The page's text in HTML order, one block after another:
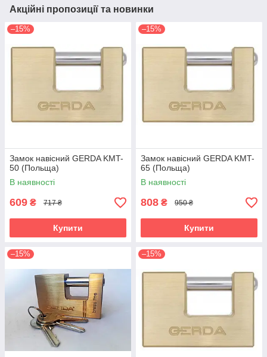
Акційні пропозиції та новинки
–15%
Замок навісний GERDA KMT-
50 (Польща)
В наявності
609 ₴ 717 ₴
Купити
–15%
Замок навісний GERDA KMT-
65 (Польща)
В наявності
808 ₴ 950 ₴
Купити
–15% –15%